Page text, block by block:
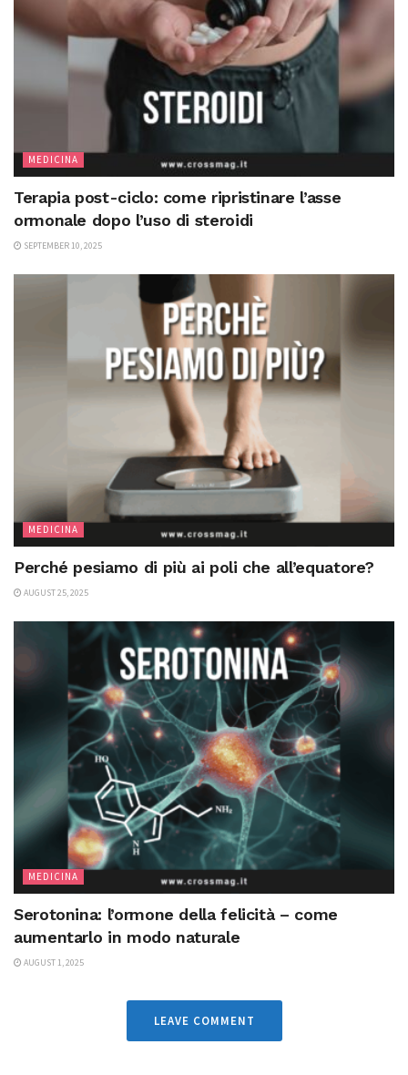
MEDICINA
Terapia post-ciclo: come ripristinare l’asse
ormonale dopo l’uso di steroidi
SEPTEMBER 10, 2025
MEDICINA
Perché pesiamo di più ai poli che all’equatore?
AUGUST 25, 2025
MEDICINA
Serotonina: l’ormone della felicità – come
aumentarlo in modo naturale
AUGUST 1, 2025
LEAVE COMMENT